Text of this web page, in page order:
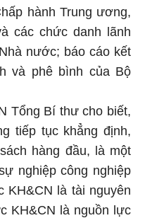
hành Trung ương,
các chức danh lãnh
nước; báo cáo kết
và phê bình của Bộ
Tổng Bí thư cho biết,
tiếp tục khẳng định,
hàng đầu, là một
nghiệp công nghiệp
KH&CN là tài nguyên
KH&CN là nguồn lực